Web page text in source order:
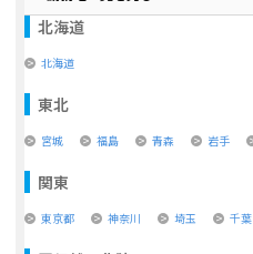
北海道
北海道
東北
宮城 福島 青森 岩手
関東
東京都 神奈川 埼玉 千葉